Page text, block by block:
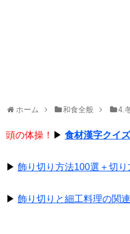
ホーム 和食全般 4.
頭の体操！ ▶ 食材漢字クイ
▶ 飾り切り方法100選＋切
▶ 飾り切りと細工料理の関